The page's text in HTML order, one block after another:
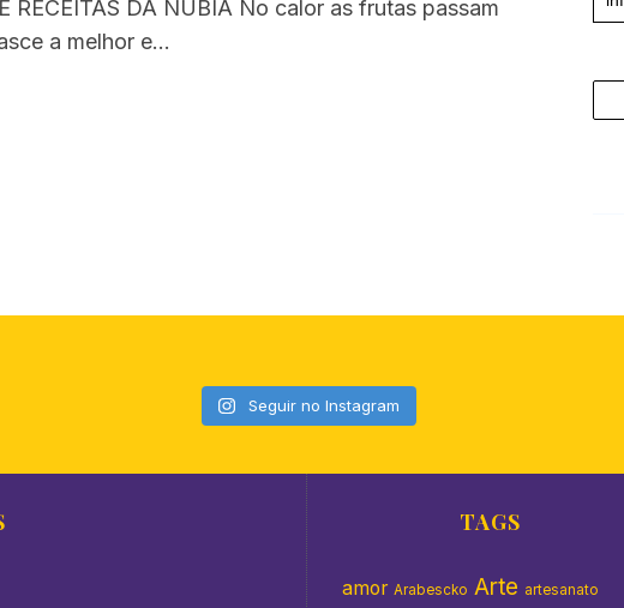
RECEITAS DA NÚBIA No calor as frutas passam
a melhor e…
Seguir no Instagram
TAGS
amor Arabescko Arte artesanato